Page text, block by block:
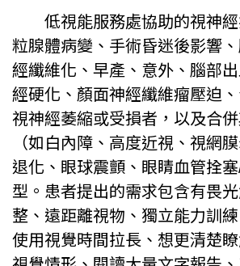
低視能服務處協助的視神經
粒腺體病變、手術昏迷後影響
經纖維化、早產、意外、腦部
經硬化、顏面神經纖維瘤壓迫
視神經萎縮或受損者，以及合
（如白內障、高度近視、視網
退化、眼球震顫、眼睛血管拴
型。患者提出的需求包含有畏
整、遠距離視物、獨立能力訓
使用視覺時間拉長、想更清楚